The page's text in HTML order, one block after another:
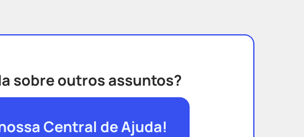
sobre outros assuntos?
Central de Ajuda!